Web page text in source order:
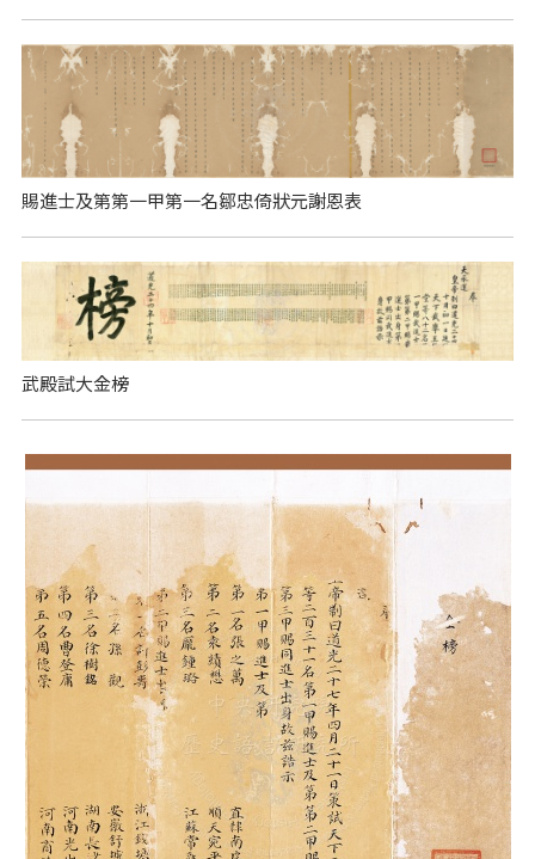
賜進士及第第一甲第一名鄒忠倚狀元謝恩表
武殿試大金榜